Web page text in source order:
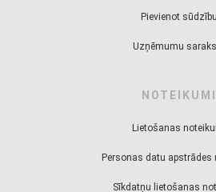
Pievienot sūdzību
Uzņēmumu
NOTEIKUMI
Lietošanas
Personas datu apstrādes
Sīkdatņu lietošanas